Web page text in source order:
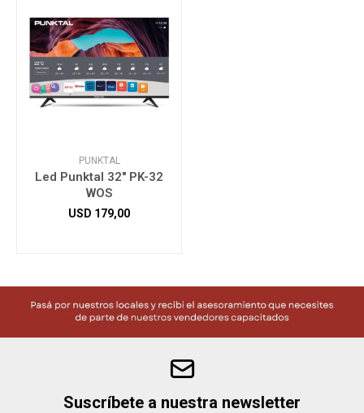
PUNKTAL
Led Punktal 32" PK-32
WOS
USD 179,00
Suscríbete a nuestra newsletter